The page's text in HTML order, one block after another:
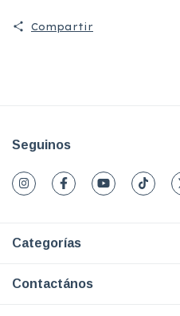
Compartir
Seguinos
Categorías
Contactános